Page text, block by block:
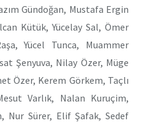
Gündoğan, Mustafa Ergin
Kütük, Yücelay Sal, Ömer
Yücel Tunca, Muammer
Şenyuva, Nilay Özer, Müge
Özer, Kerem Görkem, Taçlı
Varlık, Nalan Kuruçim,
Nur Sürer, Elif Şafak, Sedef